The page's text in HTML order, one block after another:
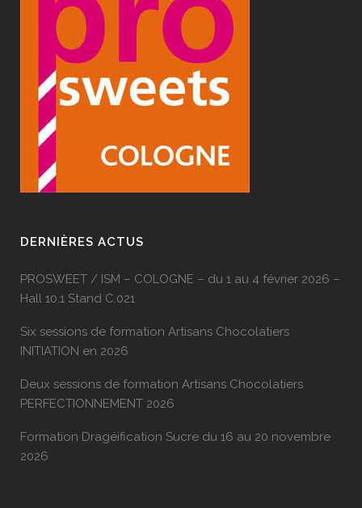
DERNIÈRES ACTUS
PROSWEET / ISM – COLOGNE – du 1 au 4 février 2026 –
Hall 10.1 Stand C.021
Six sessions de formation Artisans Chocolatiers
INITIATION en 2026
Deux sessions de formation Artisans Chocolatiers
PERFECTIONNEMENT 2026
Formation Dragéification Sucre du 16 au 20 novembre
2026